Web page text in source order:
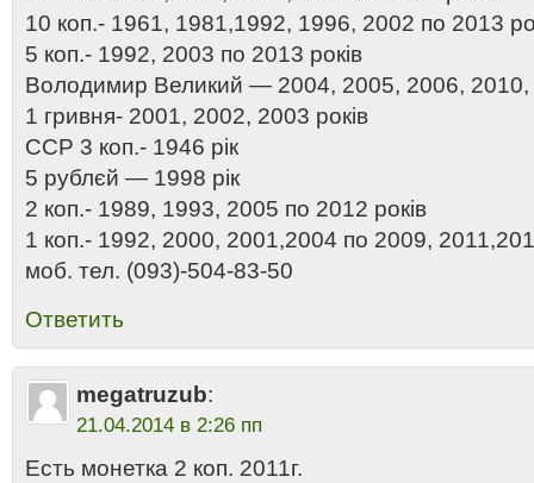
10 коп.- 1961, 1981,1992, 1996, 2002 по 2013
5 коп.- 1992, 2003 по 2013 років
Володимир Великий — 2004, 2005, 2006, 2010,
1 гривня- 2001, 2002, 2003 років
ССР 3 коп.- 1946 рік
5 рублєй — 1998 рік
2 коп.- 1989, 1993, 2005 по 2012 років
1 коп.- 1992, 2000, 2001,2004 по 2009,
моб. тел. (093)-504-83-50
Ответить
megatruzub:
21.04.2014 в 2:26 пп
Есть монетка 2 коп. 2011г.